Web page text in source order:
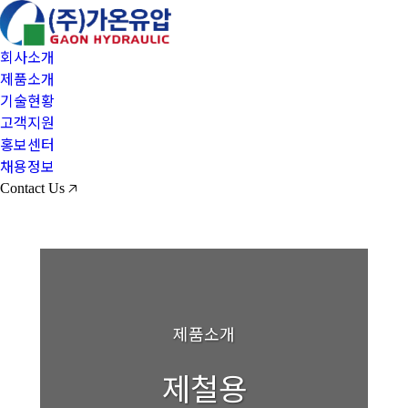
회사소개
제품소개
기술현황
고객지원
홍보센터
채용정보
Contact Us 🡥
제품소개
제철용